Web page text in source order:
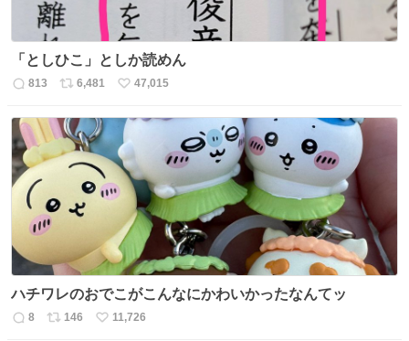
「としひこ」としか読めん
返
数
813
リ
ス
ト
数
6,481
い
ね
数
47,015
ハチワレのおでこがこんなにかわいかったなんてッ
返
8
リ
146
い
11,726